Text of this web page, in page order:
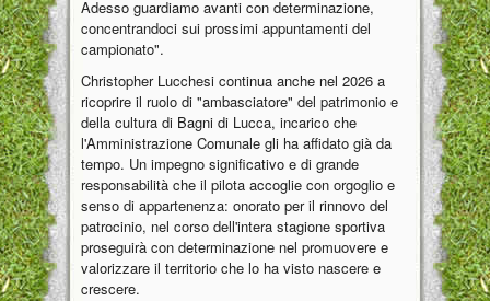
Adesso guardiamo avanti con determinazione,
concentrandoci sui prossimi appuntamenti del
campionato".
Christopher Lucchesi continua anche nel 2026 a
ricoprire il ruolo di "ambasciatore" del patrimonio e
della cultura di Bagni di Lucca, incarico che
l'Amministrazione Comunale gli ha affidato già da
tempo. Un impegno significativo e di grande
responsabilità che il pilota accoglie con orgoglio e
senso di appartenenza: onorato per il rinnovo del
patrocinio, nel corso dell'intera stagione sportiva
proseguirà con determinazione nel promuovere e
valorizzare il territorio che lo ha visto nascere e
crescere.